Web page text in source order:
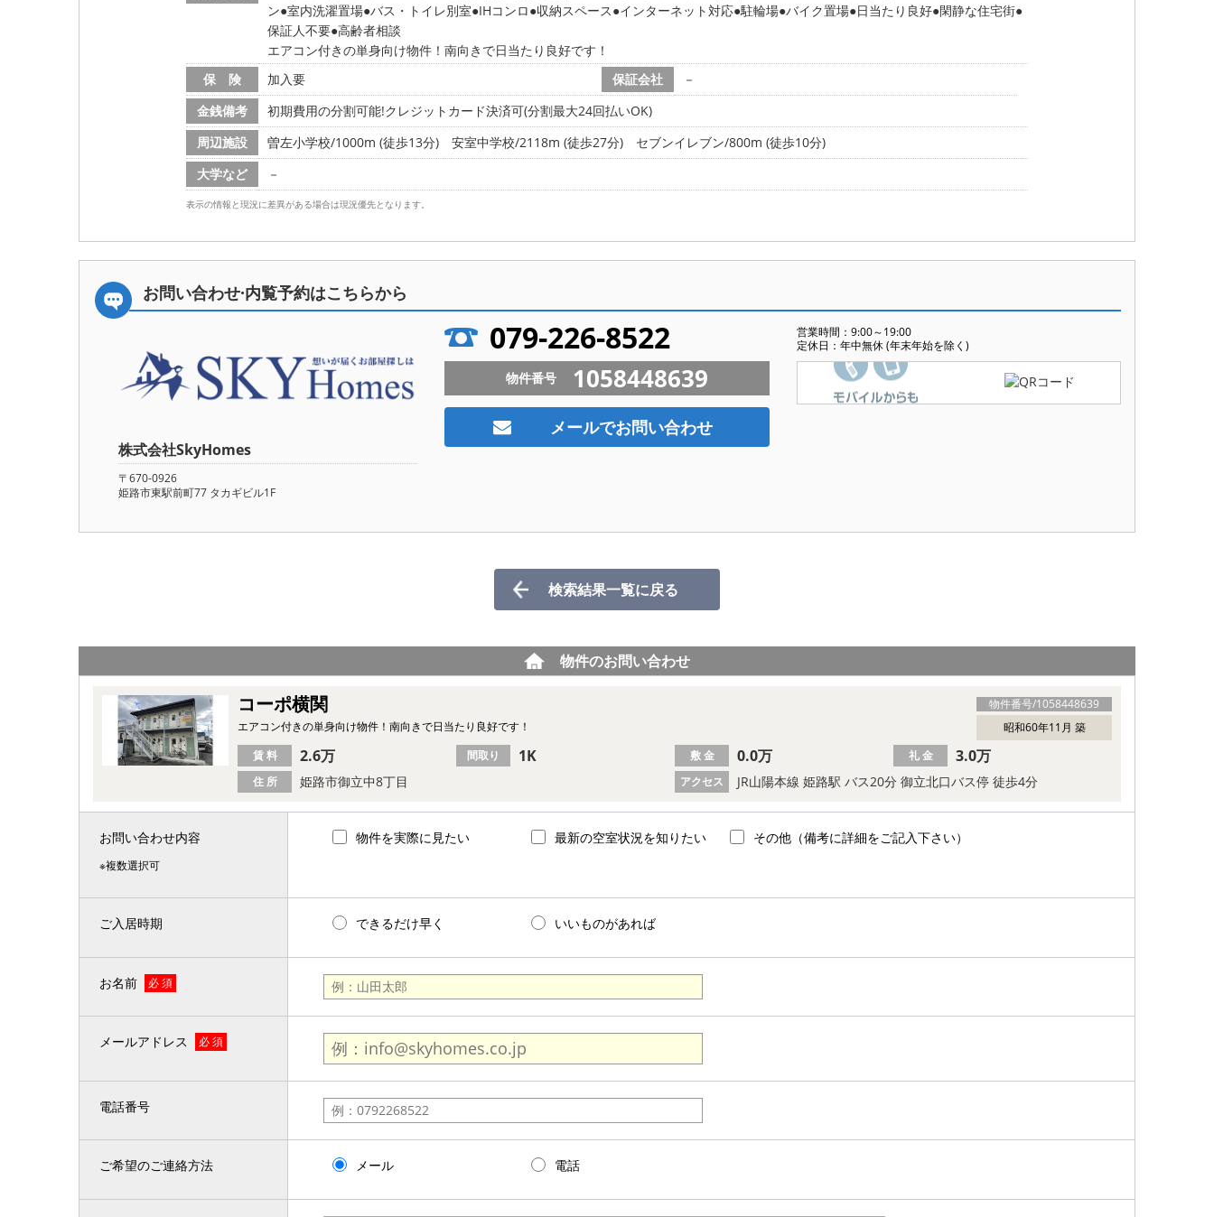
ン 室内洗濯置場 バス・トイレ別室 IHコンロ 収納スペース インターネット対応 駐輪場 バイク置場 日当たり良好 閑静な住宅街
保証人不要 高齢者相談
エアコン付きの単身向け物件！南向きで日当たり良好です！
保 険
加入要 保証会社
－
金銭備考
初期費用の分割可能!クレジットカード決済可(分割最大24回払いOK)
周辺施設
曽左小学校/1000m (徒歩13分) 安室中学校/2118m (徒歩27分)
セブンイレブン/800m (徒歩10分)
大学など
－
表示の情報と現況に差異がある場合は現況優先となります。
お問い合わせ·内覧予約はこちらから
株式会社SkyHomes
〒670-0926
姫路市東駅前町77 タカギビル1F
079-226-8522
営業時間：9:00～19:00
定休日：年中無休 (年末年始を除く)
物件番号 1058448639
メールでお問い合わせ
検索結果一覧に戻る
物件のお問い合わせ
物件番号/1058448639
コーポ横関
昭和60年11月 築
エアコン付きの単身向け物件！南向きで日当たり良好です！
住 所 姫路市御立中8丁目 アクセス JR山陽本線 姫路駅 バス20分 御立北口バス停 徒歩4分
賃 料 2.6万 間取り 1K 敷 金 0.0万 礼 金 3.0万
お問い合わせ内容
※複数選択可
物件を実際に見たい 最新の空室状況を知りたい その他（備考に詳細をご記入下さい）
ご入居時期 できるだけ早く いいものがあれば
お名前 必 須
メールアドレス 必 須
電話番号
ご希望のご連絡方法 メール 電話